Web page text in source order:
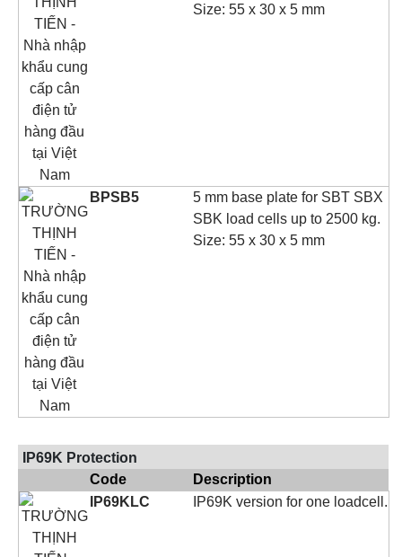
Size: 55 x 30 x 5 mm
BPSB5
5 mm base plate for SBT SBX
SBK load cells up to 2500 kg.
Size: 55 x 30 x 5 mm
IP69K Protection
Code
Description
IP69KLC
IP69K version for one loadcell.